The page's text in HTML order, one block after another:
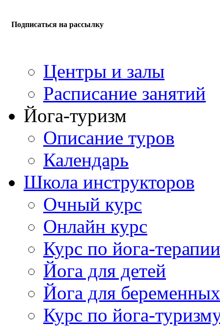
Подписаться на рассылку
Центры и залы
Расписание занятий
Йога-туризм
Описание туров
Календарь
Школа инструкторов
Очный курс
Онлайн курс
Курс по йога-терапии
Йога для детей
Йога для беременных
Курс по йога-